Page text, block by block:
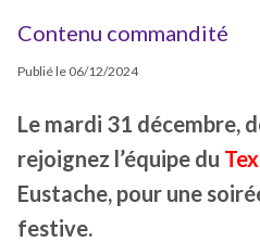
Contenu commandité
Publié le 06/12/2024
Le mardi 31 décembre,
rejoignez l’équipe du
Eustache, pour une
festive.